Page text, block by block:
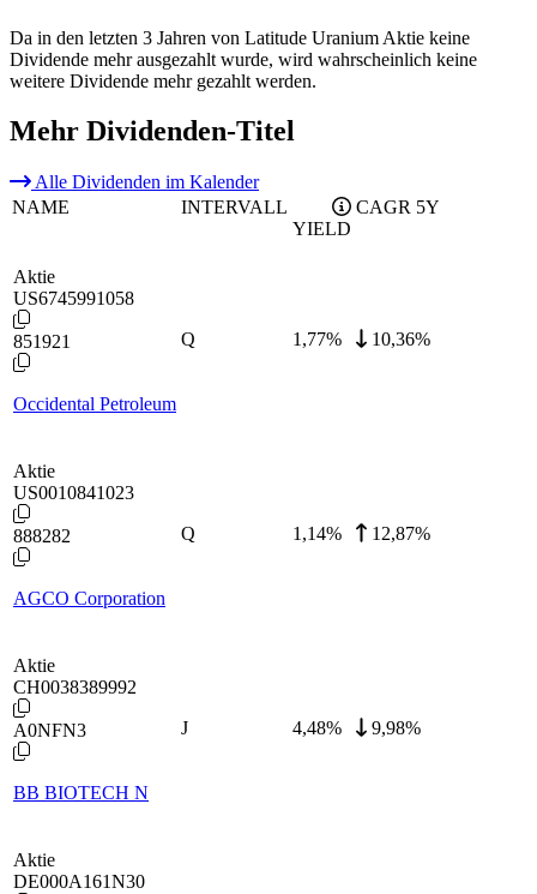
Da in den letzten 3 Jahren von Latitude Uranium Aktie keine
Dividende mehr ausgezahlt wurde, wird wahrscheinlich keine
weitere Dividende mehr gezahlt werden.
Mehr Dividenden-Titel
Alle Dividenden im Kalender
NAME
INTERVALL
YIELD
CAGR 5Y
Aktie
US6745991058
851921
Occidental Petroleum
Q 1,77% 10,36%
Aktie
US0010841023
888282
AGCO Corporation
Q 1,14% 12,87%
Aktie
CH0038389992
A0NFN3
BB BIOTECH N
J 4,48% 9,98%
Aktie
DE000A161N30